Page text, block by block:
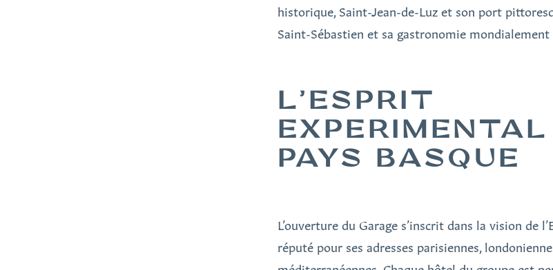
historique, Saint-Jean-de-Luz et son port
Saint-Sébastien et sa gastronomie mondialement
L’ESPRIT
PAYS BASQUE
L’ouverture du Garage s’inscrit dans la vision de
réputé pour ses adresses parisiennes,